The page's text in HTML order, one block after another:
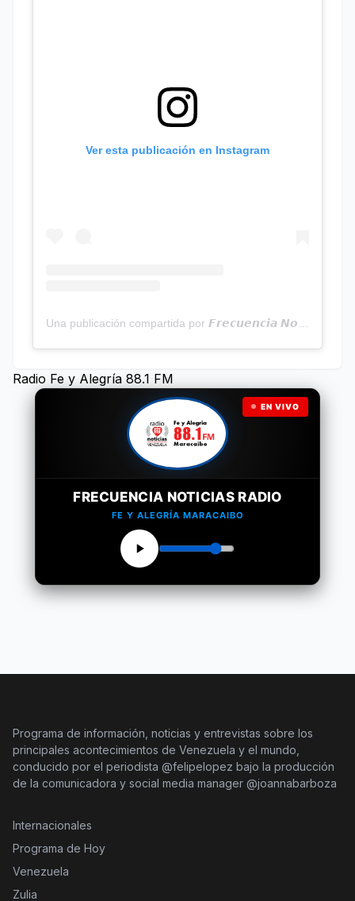
Ver esta publicación en Instagram
Radio Fe y Alegría 88.1 FM
EN VIVO
FRECUENCIA NOTICIAS RADIO
FE Y ALEGRÍA MARACAIBO
Programa de información, noticias y entrevistas sobre los
principales acontecimientos de Venezuela y el mundo,
conducido por el periodista @felipelopez bajo la producción
de la comunicadora y social media manager @joannabarboza
Internacionales
Programa de Hoy
Venezuela
Zulia